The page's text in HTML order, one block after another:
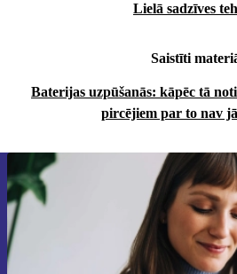
Lielā sadzīves
Saistīti
Baterijas uzpūšanās: kāpēc tā
pircējiem par to nav
Piesakieties mūsu
saņemšanai!
Nekad vairs nepalaidiet
piedāvājumu.